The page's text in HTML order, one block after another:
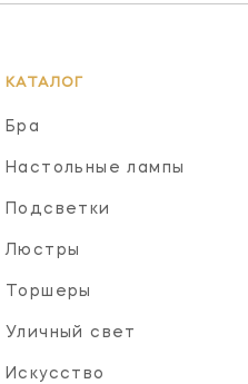
КАТАЛОГ
Бра
Настольные лампы
Подсветки
Люстры
Торшеры
Уличный свет
Искусство